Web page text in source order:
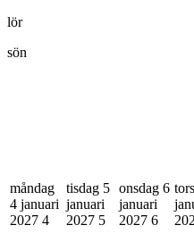
lör
sön
måndag
4 januari
2027 4
tisdag 5
januari
2027 5
onsdag 6
januari
2027 6